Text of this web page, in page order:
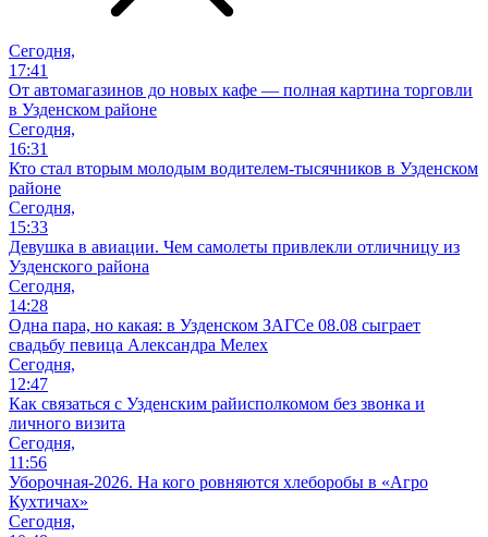
Сегодня,
17:41
От автомагазинов до новых кафе — полная картина торговли
в Узденском районе
Сегодня,
16:31
Кто стал вторым молодым водителем-тысячников в Узденском
районе
Сегодня,
15:33
Девушка в авиации. Чем самолеты привлекли отличницу из
Узденского района
Сегодня,
14:28
Одна пара, но какая: в Узденском ЗАГСе 08.08 сыграет
свадьбу певица Александра Мелех
Сегодня,
12:47
Как связаться с Узденским райисполкомом без звонка и
личного визита
Сегодня,
11:56
Уборочная-2026. На кого ровняются хлеборобы в «Агро
Кухтичах»
Сегодня,